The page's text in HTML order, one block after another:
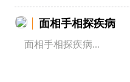
面相手相探疾病
面相手相探疾病...